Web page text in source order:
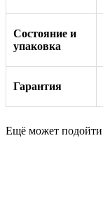
Состояние и
упаковка
Гарантия
Ещё может подойти